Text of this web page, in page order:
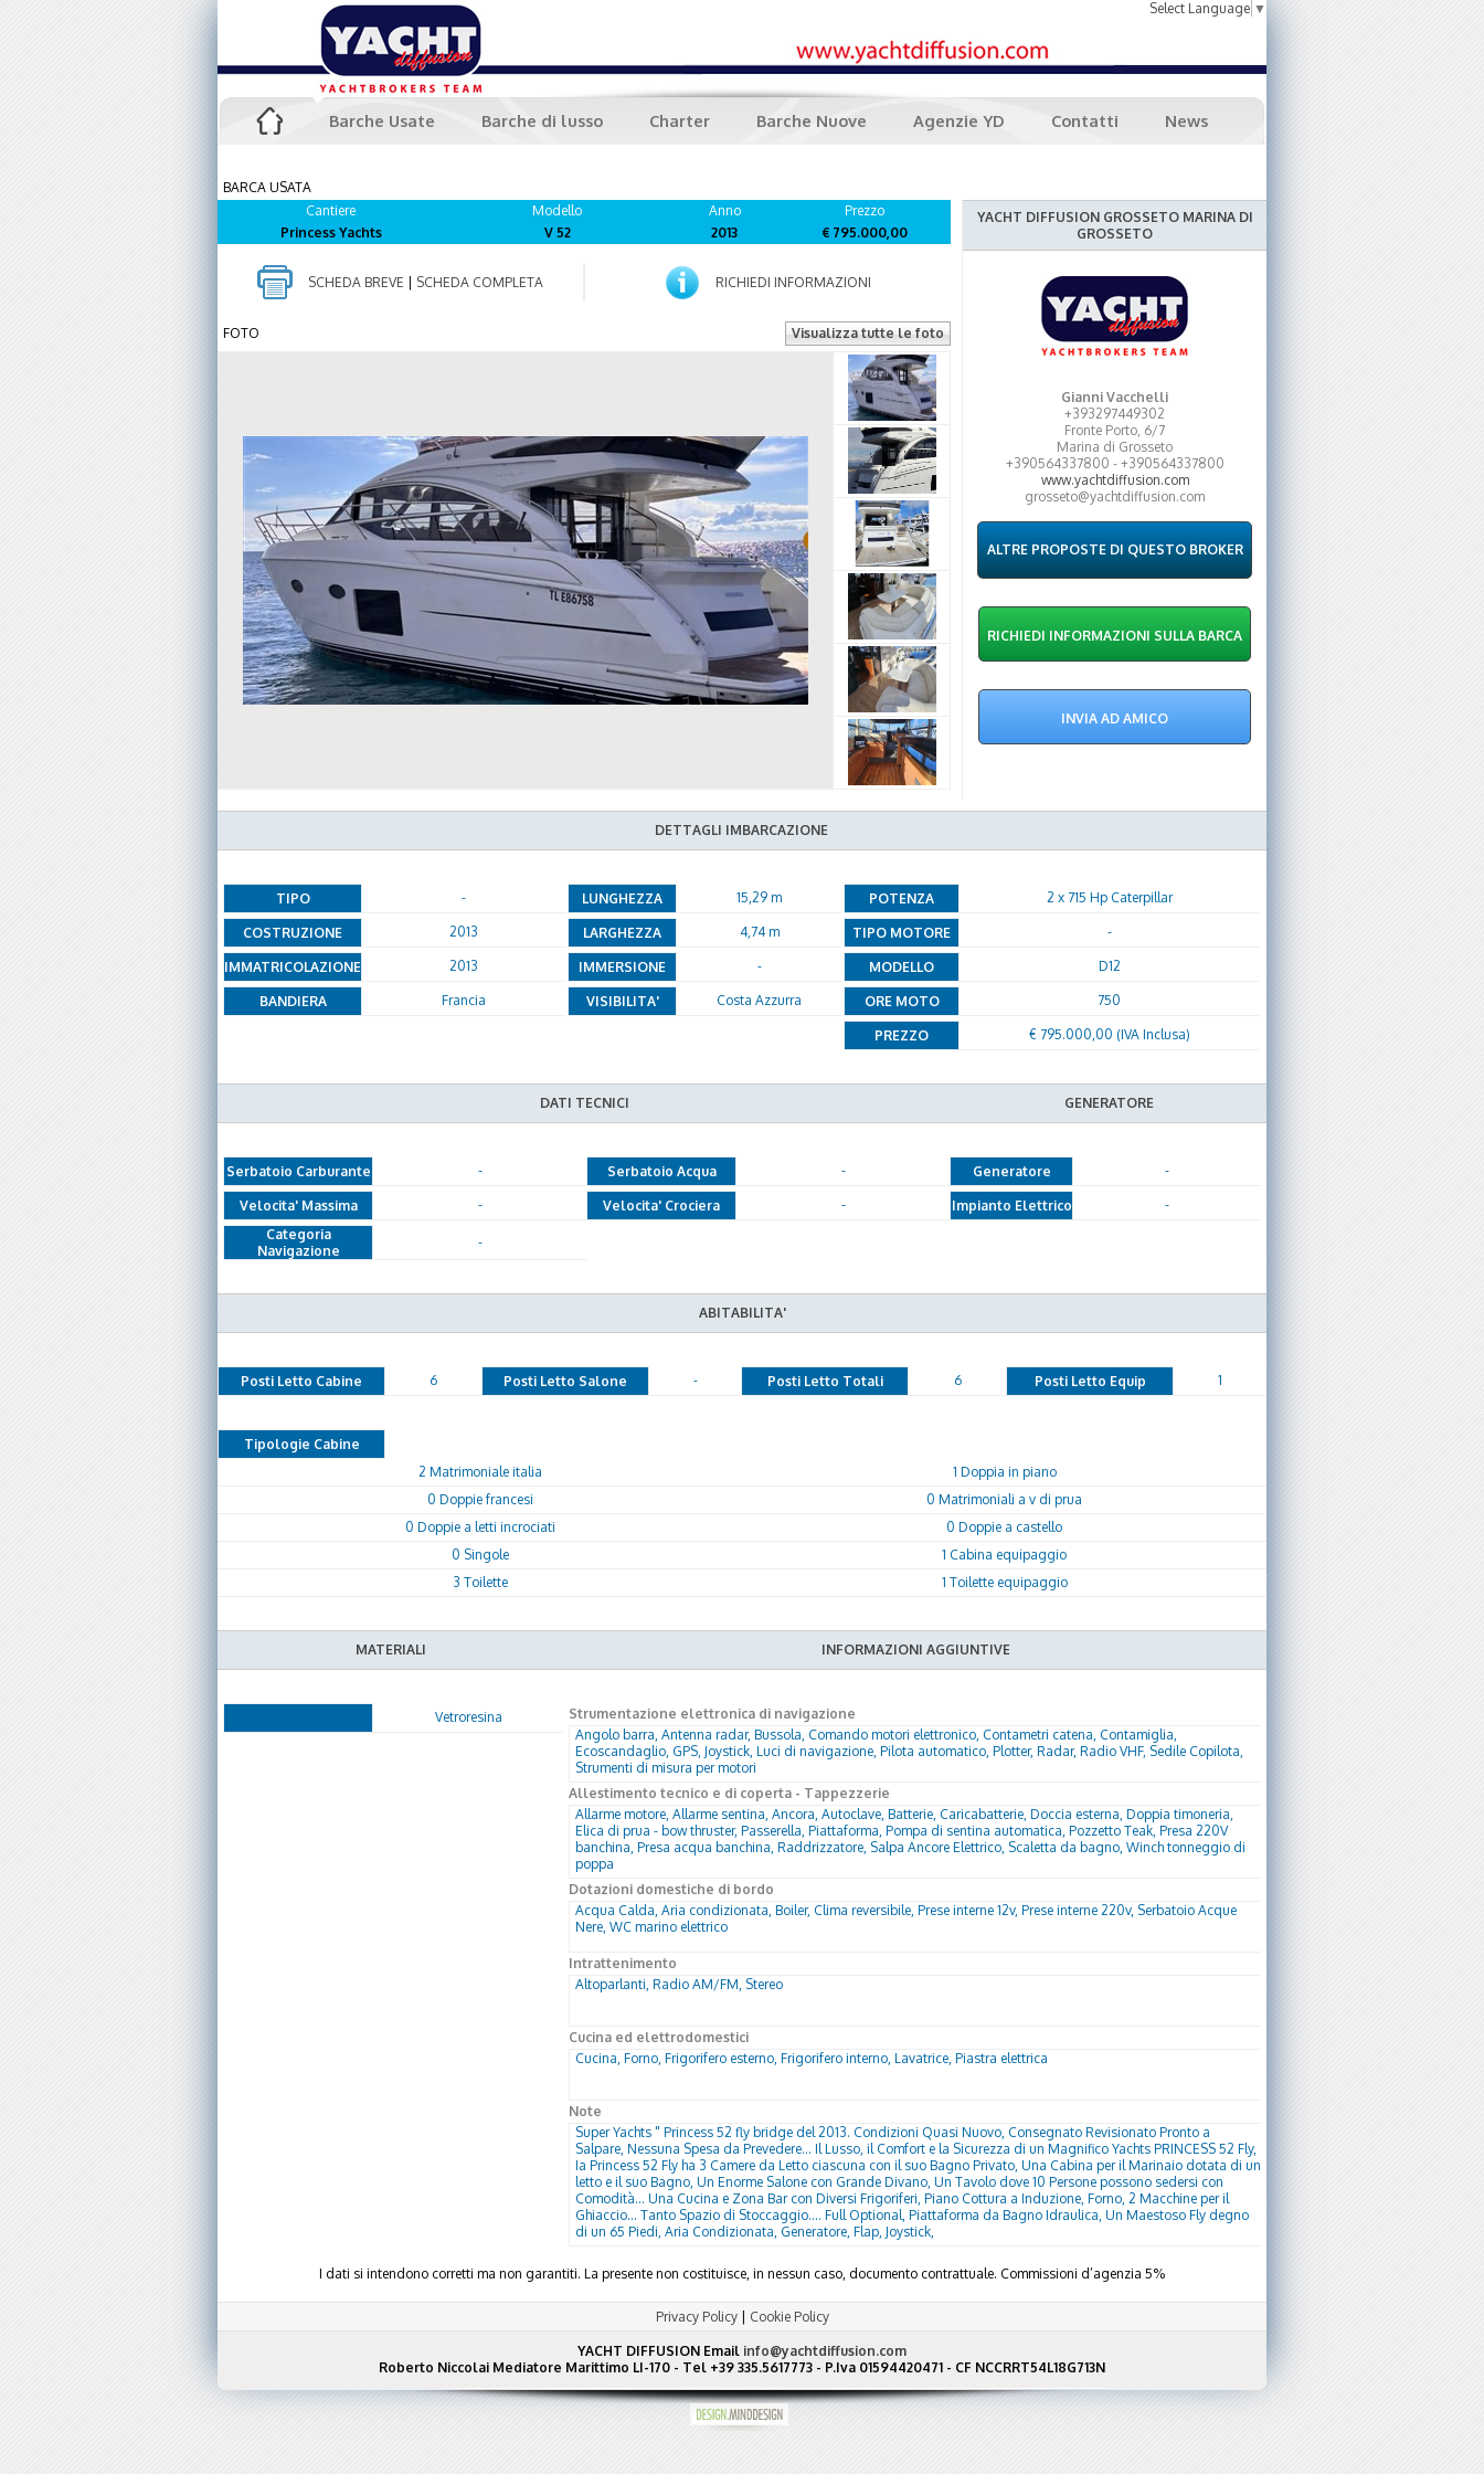
Select Language ▼
Barche Usate Barche di lusso Charter Barche Nuove Agenzie YD Contatti News
BARCA USATA
Cantiere
Modello Anno
Prezzo
Princess Yachts
V 52 2013 € 795.000,00
SCHEDA BREVE SCHEDA COMPLETA RICHIEDI INFORMAZIONI
FOTO Visualizza tutte le foto
YACHT DIFFUSION GROSSETO MARINA DI
GROSSETO
Gianni Vacchelli
+393297449302
Fronte Porto, 6/7
Marina di Grosseto
+390564337800 - +390564337800
www.yachtdiffusion.com
grosseto@yachtdiffusion.com
ALTRE PROPOSTE DI QUESTO BROKER
DETTAGLI IMBARCAZIONE
TIPO - LUNGHEZZA 15,29 m POTENZA 2 x 715 Hp Caterpillar
COSTRUZIONE 2013 LARGHEZZA 4,74 m TIPO MOTORE -
IMMATRICOLAZIONE 2013 IMMERSIONE - MODELLO D12
BANDIERA Francia VISIBILITA' Costa Azzurra ORE MOTO 750
PREZZO € 795.000,00 (IVA Inclusa)
DATI TECNICI GENERATORE
Serbatoio Carburante - Serbatoio Acqua -
Velocita' Massima - Velocita' Crociera
-
Categoria
Navigazione
-
Generatore -
Impianto Elettrico -
ABITABILITA'
Posti Letto Cabine 6 Posti Letto Salone - Posti Letto Totali 6 Posti Letto Equip 1
Tipologie Cabine
2 Matrimoniale italia
1 Doppia in piano
0 Doppie francesi
0 Matrimoniali a v di prua
0 Doppie a letti incrociati
0 Doppie a castello
0 Singole
1 Cabina equipaggio
3 Toilette
1 Toilette equipaggio
MATERIALI INFORMAZIONI AGGIUNTIVE
Vetroresina
Strumentazione elettronica di navigazione
Angolo barra, Antenna radar, Bussola, Comando motori elettronico, Contametri catena, Contamiglia,
Ecoscandaglio, GPS, Joystick, Luci di navigazione, Pilota automatico, Plotter, Radar, Radio VHF, Sedile Copilota,
Strumenti di misura per motori
Allestimento tecnico e di coperta - Tappezzerie
Allarme motore, Allarme sentina, Ancora, Autoclave, Batterie, Caricabatterie, Doccia esterna, Doppia timoneria,
Elica di prua - bow thruster, Passerella, Piattaforma, Pompa di sentina automatica, Pozzetto Teak, Presa 220V
banchina, Presa acqua banchina, Raddrizzatore, Salpa Ancore Elettrico, Scaletta da bagno, Winch tonneggio di
poppa
Dotazioni domestiche di bordo
Acqua Calda, Aria condizionata, Boiler, Clima reversibile, Prese interne 12v, Prese interne 220v, Serbatoio Acque
Nere, WC marino elettrico
Intrattenimento
Altoparlanti, Radio AM/FM, Stereo
Cucina ed elettrodomestici
Cucina, Forno, Frigorifero esterno, Frigorifero interno, Lavatrice, Piastra elettrica
Note
Super Yachts " Princess 52 fly bridge del 2013. Condizioni Quasi Nuovo, Consegnato Revisionato Pronto a
Salpare, Nessuna Spesa da Prevedere... Il Lusso, il Comfort e la Sicurezza di un Magnifico Yachts PRINCESS 52 Fly,
Ia Princess 52 Fly ha 3 Camere da Letto ciascuna con il suo Bagno Privato, Una Cabina per il Marinaio dotata di un
letto e il suo Bagno, Un Enorme Salone con Grande Divano, Un Tavolo dove 10 Persone possono sedersi con
Comodità... Una Cucina e Zona Bar con Diversi Frigoriferi, Piano Cottura a Induzione, Forno, 2 Macchine per il
Ghiaccio... Tanto Spazio di Stoccaggio.... Full Optional, Piattaforma da Bagno Idraulica, Un Maestoso Fly degno
di un 65 Piedi, Aria Condizionata, Generatore, Flap, Joystick,
I dati si intendono corretti ma non garantiti. La presente non costituisce, in nessun caso, documento contrattuale. Commissioni d’agenzia 5%
Privacy Policy| Cookie Policy
YACHT DIFFUSION Email info@yachtdiffusion.com
Roberto Niccolai Mediatore Marittimo LI-170 - Tel +39 335.5617773 - P.Iva 01594420471 - CF NCCRRT54L18G713N